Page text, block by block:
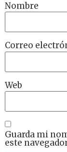
Nombre
Correo
Web
Guarda mi
este